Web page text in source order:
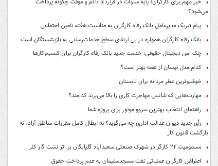
می‌شود؟
پیام تبریک مدیرعامل بانک رفاه کارگران به مناسبت هفته تامین اجتماعی
بانک رفاه کارگران همواره در پی ارتقای سطح خدمات‌رسانی به بازنشستگان است
چک امن دیجیتال حقوقی؛ خدمت جدید بانک رفاه کارگران برای کسب‌وکارها
کدام مدل نیسان از همه بهتر است؟
خوشبوترین عطر مردانه برای تابستان
مهارت‌هایی که شانس مهاجرت کاری را بالا می‌برند کدامند؟
راهنمای انتخاب بهترین سروو موتور برای پروژه شما
رأی جدید دیوان عدالت اداری چه می‌گوید؟ نه ابطال کامل مقررات مناطق آزاد، نه
بازگشت قانون کار
مسمومیت ۲۲ کارگر در شهرک صنعتی سعیدآباد گلپایگان بر اثر نشت گاز کلر
اعتراض کارگران عملیاتی نفت مسجدسلیمان به عدم پرداخت حقوق